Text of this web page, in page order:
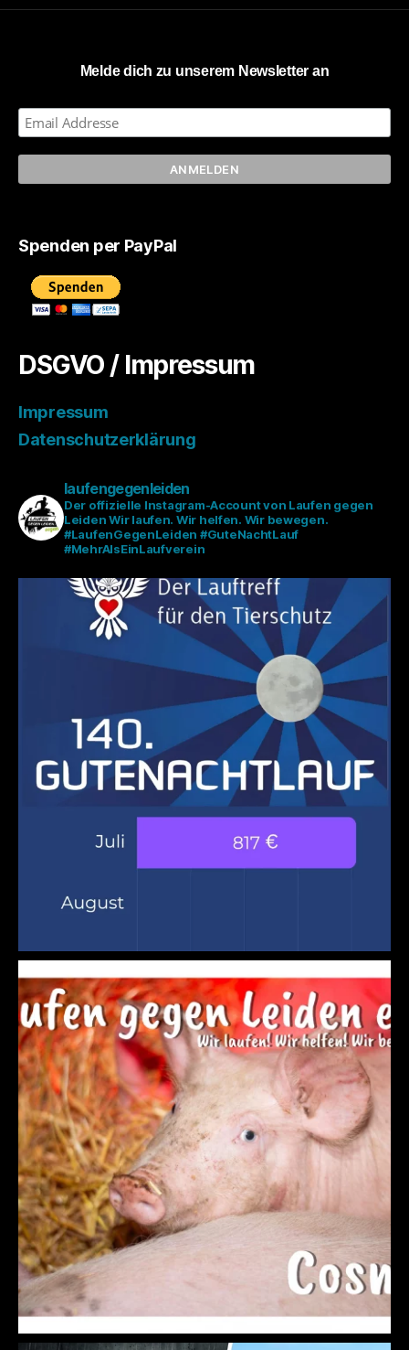
Melde dich zu unserem Newsletter an
Spenden per PayPal
DSGVO / Impressum
Impressum
Datenschutzerklärung
laufengegenleiden
Der offizielle Instagram-Account von Laufen gegen
LeidenWir laufen. Wir helfen. Wir bewegen.
#LaufenGegenLeiden #GuteNachtLauf
#MehrAlsEinLaufverein